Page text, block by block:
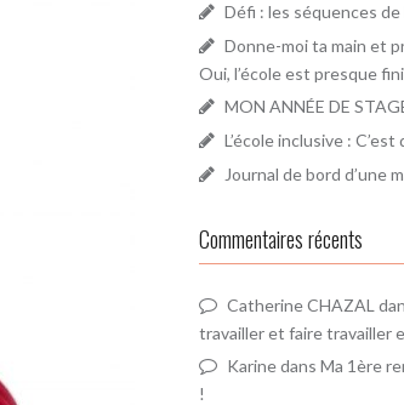
Défi : les séquences
Donne-moi ta main et
Oui, l’école est presque
MON ANNÉE DE
L’école inclusive : C’est
Journal de bord d’une
Commentaires récents
Catherine CHAZAL
travailler et faire travailler
Karinedans Ma 1ère
!